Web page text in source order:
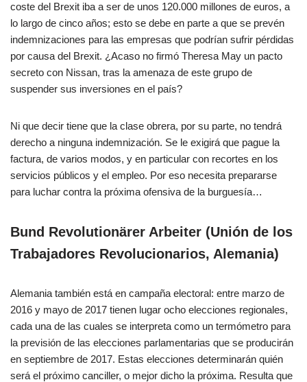
coste del Brexit iba a ser de unos 120.000 millones de euros, a
lo largo de cinco años; esto se debe en parte a que se prevén
indemnizaciones para las empresas que podrían sufrir pérdidas
por causa del Brexit. ¿Acaso no firmó Theresa May un pacto
secreto con Nissan, tras la amenaza de este grupo de
suspender sus inversiones en el país?
Ni que decir tiene que la clase obrera, por su parte, no tendrá
derecho a ninguna indemnización. Se le exigirá que pague la
factura, de varios modos, y en particular con recortes en los
servicios públicos y el empleo. Por eso necesita prepararse
para luchar contra la próxima ofensiva de la burguesía…
Bund Revolutionärer Arbeiter (Unión de los
Trabajadores Revolucionarios, Alemania)
Alemania también está en campaña electoral: entre marzo de
2016 y mayo de 2017 tienen lugar ocho elecciones regionales,
cada una de las cuales se interpreta como un termómetro para
la previsión de las elecciones parlamentarias que se producirán
en septiembre de 2017. Estas elecciones determinarán quién
será el próximo canciller, o mejor dicho la próxima. Resulta que